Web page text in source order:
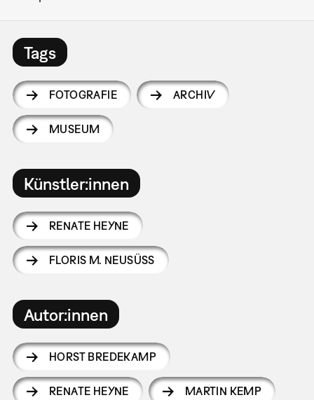
Tags
FOTOGRAFIE ARCHIV
MUSEUM
Künstler:innen
RENATE HEYNE
FLORIS M. NEUSÜSS
Autor:innen
HORST BREDEKAMP
RENATE HEYNE MARTIN KEMP